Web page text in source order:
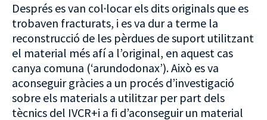
Després es van col·locar els dits originals que es
trobaven fracturats, i es va dur a terme la
reconstrucció de les pèrdues de suport utilitzant
el material més afí a l’original, en aquest cas
canya comuna (‘arundodonax’). Això es va
aconseguir gràcies a un procés d’investigació
sobre els materials a utilitzar per part dels
tècnics del IVCR+i a fi d’aconseguir un material